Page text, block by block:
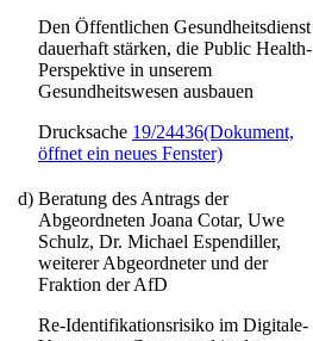
Den Öffentlichen Gesundheitsdienst
dauerhaft stärken, die Public Health-
Perspektive in unserem
Gesundheitswesen ausbauen
Drucksache 19/24436(Dokument,
öffnet ein neues Fenster)
d) Beratung des Antrags der
Abgeordneten Joana Cotar, Uwe
Schulz, Dr. Michael Espendiller,
weiterer Abgeordneter und der
Fraktion der AfD
Re-Identifikationsrisiko im Digitale-